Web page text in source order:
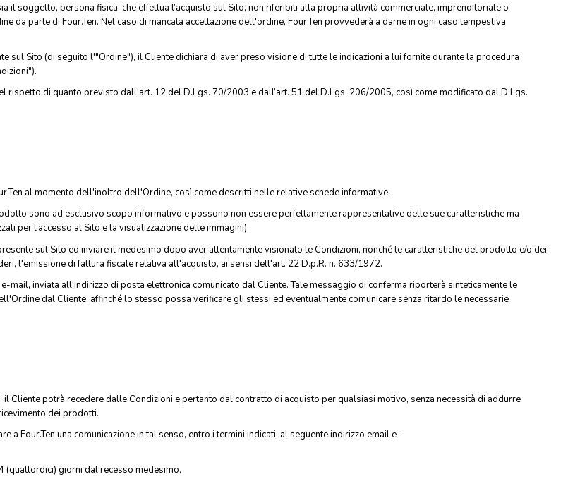
il soggetto, persona fisica, che effettua l’acquisto sul Sito, non riferibili alla propria attività commerciale, imprenditoriale o
parte di Four.Ten. Nel caso di mancata accettazione dell'ordine, Four.Ten provvederà a darne in ogni caso tempestiva
Sito (di seguito l'"Ordine"), il Cliente dichiara di aver preso visione di tutte le indicazioni a lui fornite durante la procedura
di quanto previsto dall'art. 12 del D.Lgs. 70/2003 e dall’art. 51 del D.Lgs. 206/2005, così come modificato dal D.Lgs.
al momento dell'inoltro dell'Ordine, così come descritti nelle relative schede informative.
sono ad esclusivo scopo informativo e possono non essere perfettamente rappresentative delle sue caratteristiche ma
per l’accesso al Sito e la visualizzazione delle immagini).
sul Sito ed inviare il medesimo dopo aver attentamente visionato le Condizioni, nonché le caratteristiche del prodotto e/o dei
l'emissione di fattura fiscale relativa all'acquisto, ai sensi dell'art. 22 D.p.R. n. 633/1972.
mail, inviata all'indirizzo di posta elettronica comunicato dal Cliente. Tale messaggio di conferma riporterà sinteticamente le
dal Cliente, affinché lo stesso possa verificare gli stessi ed eventualmente comunicare senza ritardo le necessarie
potrà recedere dalle Condizioni e pertanto dal contratto di acquisto per qualsiasi motivo, senza necessità di addurre
dei prodotti.
Four.Ten una comunicazione in tal senso, entro i termini indicati, al seguente indirizzo email e-
(quattordici) giorni dal recesso medesimo,